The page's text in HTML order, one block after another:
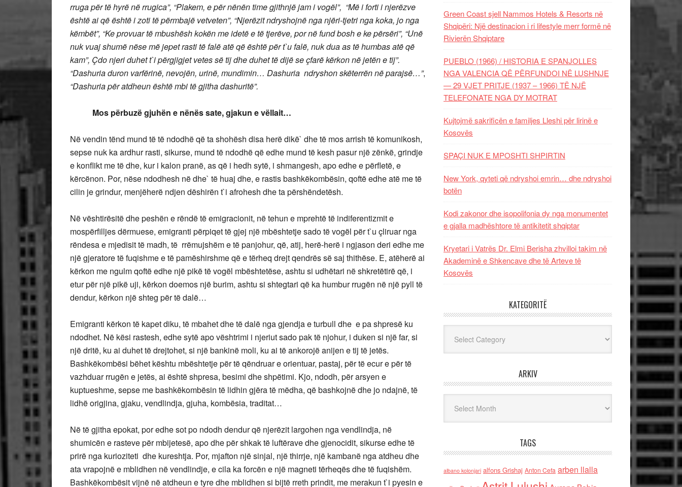
rruga për të hyrë në rrugica”, “Plakem, e për nënën time gjithnjë jam i vogël”, “Më i forti i njerëzve
është ai që është i zoti të përmbajë vetveten”, “Njerëzit ndryshojnë nga njëri-tjetri nga koka, jo nga
këmbët”, “Ke provuar të mbushësh kokën me idetë e të tjerëve, por në fund bosh e ke përsëri”, “Unë
nuk vuaj shumë nëse më jepet rasti të falë atë që është për t`u falë, nuk dua as të humbas atë që
kam”, Çdo njeri duhet t`i përgjigjet vetes së tij dhe duhet të dijë se çfarë kërkon në jetën e tij”.
“Dashuria duron varfërinë, nevojën, urinë, mundimin… Dashuria ndryshon skëterrën në parajsë…”,
“Dashuriapër atdheunështë mbitëgjitha dashuritë”.
Mos përbuzë gjuhën e nënës sate, gjakun e vëllait…
Në vendin tënd mund të të ndodhë që ta shohësh disa herë dikë` dhe të mos arrish të komunikosh,
sepse nuk ka ardhur rasti, sikurse, mund të ndodhë që edhe mund të kesh pasur një zënkë, grindje
e konflikt me të dhe, kur i kalon pranë, as që i hedh sytë, i shmangesh, apo edhe e përfletë, e
kërcënon. Por, nëse ndodhesh në dhe` të huaj dhe, e rastis bashkëkombësin, qoftë edhe atë me të
cilin je grindur, menjëherë ndjen dëshirën t`i afrohesh dhe ta përshëndetësh.
Në vështirësitë dhe peshën e rëndë të emigracionit, në tehun e mprehtë të indiferentizmit e
mospërfilljes dërmuese, emigranti përpiqet të gjej një mbështetje sado të vogël për t`u çliruar nga
rëndesa e mjedisit të madh, të rrëmujshëm e të panjohur, që, atij, herë-herë i ngjason deri edhe me
një gjeratore të fuqishme e të pamëshirshme që e tërheq drejt qendrës së saj thithëse. E, atëherë ai
kërkon me ngulm qoftë edhe një pikë të vogël mbështetëse, ashtu si udhëtari në shkretëtirë që, i
etur për një pikë uji, kërkon doemos një burim, ashtu si shtegtari që ka humbur rrugën në një pyll të
dendur, kërkon një shteg për të dalë…
Emigranti kërkon të kapet diku, të mbahet dhe të dalë nga gjendja e turbull dhe e pa shpresë ku
ndodhet. Në kësi rastesh, edhe sytë apo vështrimi i njeriut sado pak të njohur, i duken si një far, si
një dritë, ku ai duhet të drejtohet, si një bankinë moli, ku ai të ankorojë anijen e tij të jetës.
Bashkëkombësi bëhet kështu mbështetje për të qëndruar e orientuar, pastaj, për të ecur e për të
vazhduar rrugën e jetës, ai është shpresa, besimi dhe shpëtimi. Kjo, ndodh, për arsyen e
kuptueshme, sepse me bashkëkombësin të lidhin gjëra të mëdha, që bashkojnë dhe jo ndajnë, të
lidhë origjina, gjaku, vendlindja, gjuha, kombësia, traditat…
Në të gjitha epokat, por edhe sot po ndodh dendur që njerëzit largohen nga vendlindja, në
shumicën e rasteve për mbijetesë, apo dhe për shkak të luftërave dhe gjenocidit, sikurse edhe të
prirë nga kurioziteti dhe kureshtja. Por, mjafton një sinjal, një thirrje, një kambanë nga atdheu dhe
ata vrapojnë e mblidhen në vendlindje, e cila ka forcën e një magneti tërheqës dhe të fuqishëm.
Bashkëkombësit vijnë në atdheun e tyre dhe mblidhen si bijtë rreth prindit, me merakun t`i pyesin e
Green Coast sjell Nammos Hotels & Resorts në
Shqipëri: Një destinacion i ri lifestyle merr formë në
Rivierën Shqiptare
PUEBLO (1966) / HISTORIA E SPANJOLLES
NGA VALENCIA QË PËRFUNDOI NË LUSHNJE
— 29 VJET PRITJE (1937 – 1966) TË NJË
TELEFONATE NGA DY MOTRAT
Kujtojmë sakrificën e familjes Lleshi për lirinë e
Kosovës
SPAÇI NUK E MPOSHTI SHPIRTIN
New York, qyteti që ndryshoi emrin… dhe ndryshoi
botën
Kodi zakonor dhe isopolifonia dy nga monumentet
e gjalla madhështore të antikitetit shqiptar
Kryetari i Vatrës Dr. Elmi Berisha zhvilloi takim në
Akademinë e Shkencave dhe të Arteve të
Kosovës
KATEGORITË
ARKIV
TAGS
albano kolonjari alfons Grishaj Anton Cefa arben llalla